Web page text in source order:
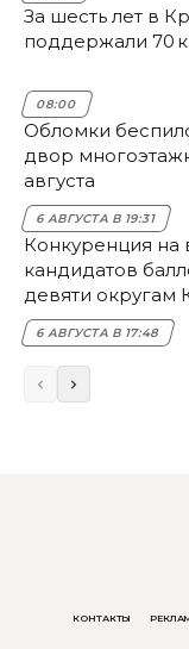
За шесть лет в
поддержали 70
08:00
Обломки
двор
августа
6 АВГУСТА В 19:31
Конкуренция на
кандидатов
девяти округам
6 АВГУСТА В 17:48
КОНТАКТЫ